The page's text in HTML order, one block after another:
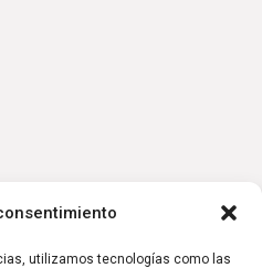
utilizamos tecnologías como las